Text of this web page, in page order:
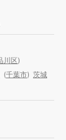
川区)
(千葉市) 茨城